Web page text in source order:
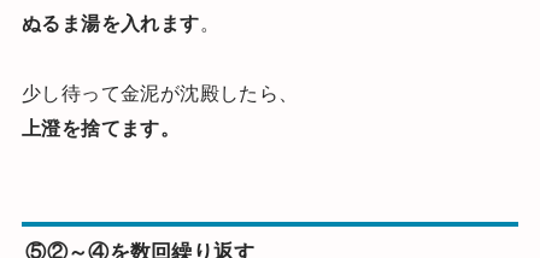
ぬるま湯を入れます。
少し待って金泥が沈殿したら、
上澄を捨てます。
⑤②～④を数回繰り返す